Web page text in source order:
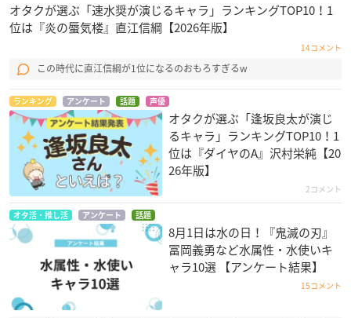
オタクが選ぶ「速水奨が演じるキャラ」ランキングTOP10！1
位は『炎の蜃気楼』直江信綱【2026年版】
14コメント
この時代に直江信綱が1位になるのおもろすぎるw
ランキング アンケート 話題 声優
オタクが選ぶ「逢坂良太が演じ
るキャラ」ランキングTOP10！1
位は『ダイヤのA』沢村栄純【20
26年版】
2コメント
オタ活・推し活 アンケート 話題
8月1日は水の日！『鬼滅の刃』
冨岡義勇など水属性・水使いキ
ャラ10選 【アンケート結果】
15コメント